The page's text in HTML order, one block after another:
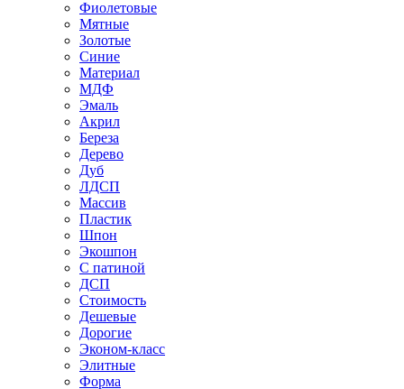
Фиолетовые
Мятные
Золотые
Синие
Материал
МДФ
Эмаль
Акрил
Береза
Дерево
Дуб
ЛДСП
Массив
Пластик
Шпон
Экошпон
С патиной
ДСП
Стоимость
Дешевые
Дорогие
Эконом-класс
Элитные
Форма